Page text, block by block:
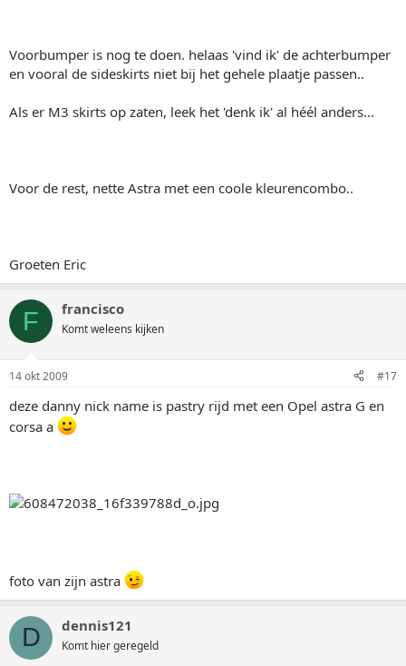
Voorbumper is nog te doen. helaas 'vind ik' de achterbumper
en vooral de sideskirts niet bij het gehele plaatje passen..
Als er M3 skirts op zaten, leek het 'denk ik' al héél anders...
Voor de rest, nette Astra met een coole kleurencombo..
Groeten Eric
F francisco
Komt weleens kijken
14 okt 2009 #17
deze danny nick name is pastry rijd met een Opel astra G en
corsa a
foto van zijn astra
D dennis121
Komt hier geregeld